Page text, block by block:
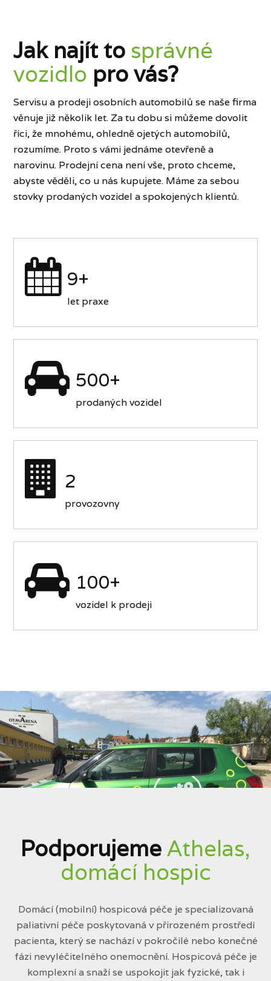
Jak najít to správné
vozidlo pro vás?
Servisu a prodeji osobních automobilů se naše firma
věnuje již několik let. Za tu dobu si můžeme dovolit
říci, že mnohému, ohledně ojetých automobilů,
rozumíme. Proto s vámi jednáme otevřeně a
narovinu. Prodejní cena není vše, proto chceme,
abyste věděli, co u nás kupujete. Máme za sebou
stovky prodaných vozidel a spokojených klientů.
9+
let praxe
500+
prodaných vozidel
2
provozovny
100+
vozidel k prodeji
PodporujemeAthelas,
domácí hospic
Domácí (mobilní) hospicová péče je specializovaná
paliativní péče poskytovaná v přirozeném prostředí
pacienta, který se nachází v pokročilé nebo konečné
fázi nevyléčitelného onemocnění. Hospicová péče je
komplexní a snaží se uspokojit jak fyzické, tak i